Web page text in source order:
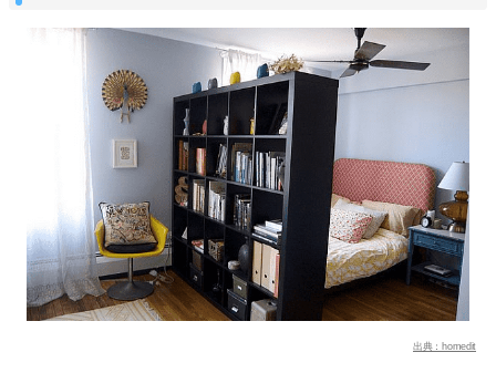
出典：homedit